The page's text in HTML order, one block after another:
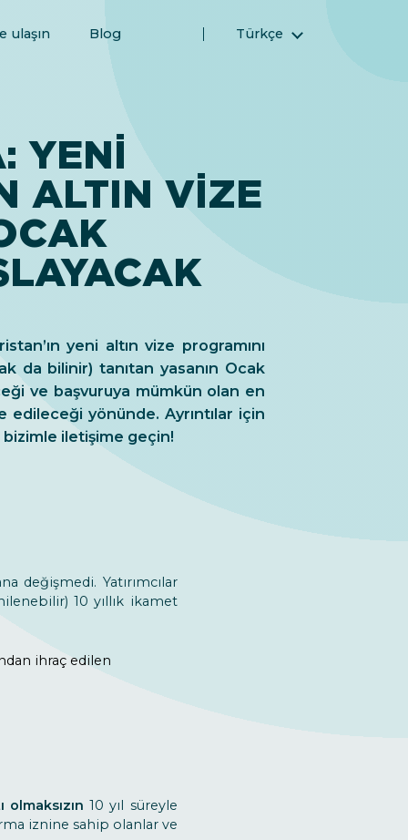
ulaşın Blog Türkçe
Русский (Rusça)
YENI
ALTIN VIZE
yeni altın vize programını
da bilinir) tanıtan yasanın Ocak
ve başvuruya mümkün olan en
edileceği yönünde. Ayrıntılar için
bizimle iletişime geçin!
değişmedi. Yatırımcılar
10 yıllık ikamet
ihraç edilen
olmaksızın 10 yıl süreyle
iznine sahip olanlar ve